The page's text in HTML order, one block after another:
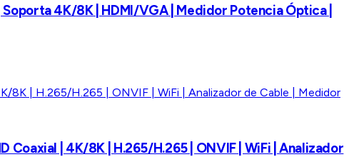
4K/8K | HDMI/VGA | Medidor Potencia Óptica |
| 4K/8K | H.265/H.265 | ONVIF | WiFi | Analizador